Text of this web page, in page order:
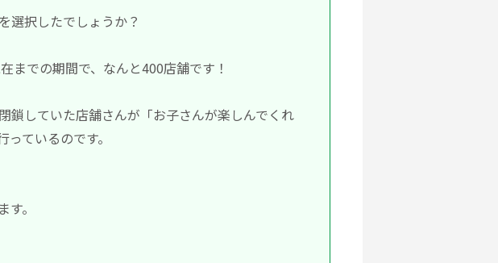
選択したでしょうか？
までの期間で、なんと400店舗です！
鎖していた店舗さんが「お子さんが楽しんでくれ
ているのです。
。